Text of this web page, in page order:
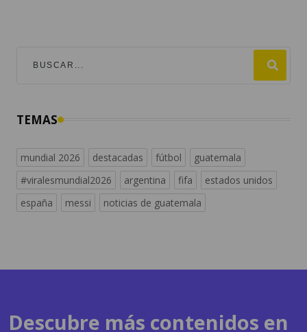
mundial 2026
españa
messi noticias de guatemala
radiosguate.com